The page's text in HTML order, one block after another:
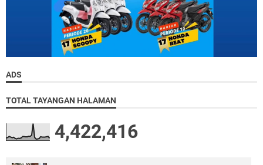
ADS
TOTAL TAYANGAN HALAMAN
4,422,416